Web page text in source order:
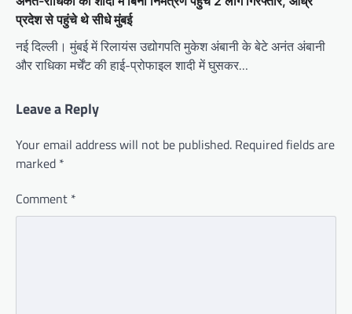
प्रदेश से पहुंचे थे सीधे मुंबई
नई दिल्ली। मुंबई में रिलायंस उद्योगपति मुकेश अंबानी के बेटे अनंत अंबानी
और राधिका मर्चेंट की हाई-प्रोफाइल शादी में घुसकर…
Leave a Reply
Your email address will not be published. Required fields are
marked *
Comment *